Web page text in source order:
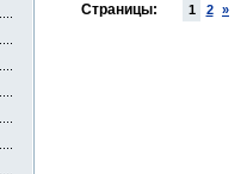
Страницы: 1 2 »